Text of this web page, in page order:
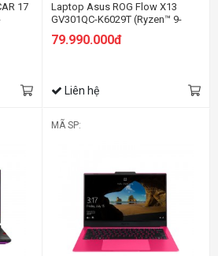
17
10 |
Laptop Asus ROG Flow X13
GV301QC-K6029T (Ryzen™ 9-
5980HS | 32GB | 1TB SSD | RTX
3050 4GB | 13.4 inch WUXGA |
79.990.000đ
Liên hệ
MÃ SP: